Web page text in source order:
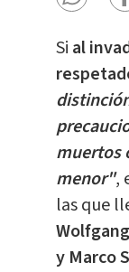
Si al
muertos
menor",
las que
y Marco